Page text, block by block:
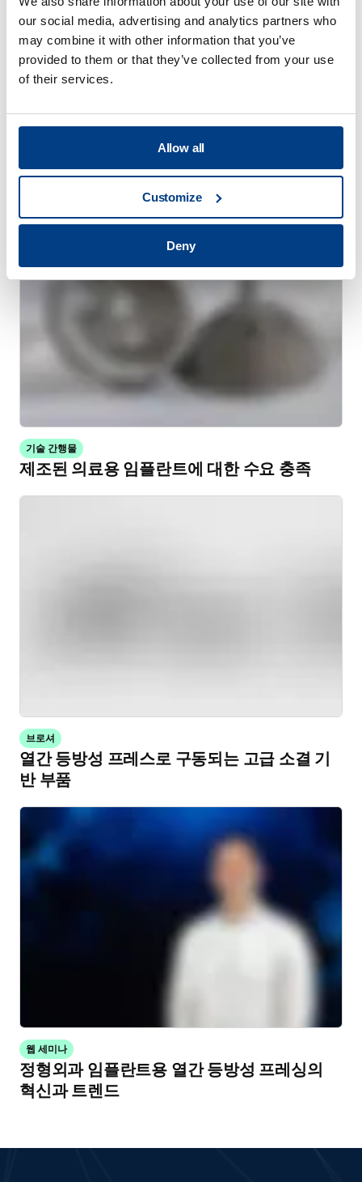
our social media, advertising and analytics partners who
may combine it with other information that you’ve
provided to them or that they’ve collected from your use
of their services.
Allow all
Customize
Deny
고압 열처리(HPHT™)를 통한 열처리 왜곡 감
소
기술 간행물
제조된 의료용 임플란트에 대한 수요 충족
브로셔
열간 등방성 프레스로 구동되는 고급 소결 기
반 부품
웹 세미나
정형외과 임플란트용 열간 등방성 프레싱의
혁신과 트렌드